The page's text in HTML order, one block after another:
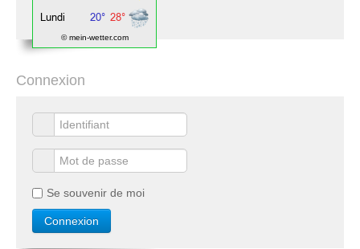
© mein-wetter.com
Connexion
Se souvenir de moi